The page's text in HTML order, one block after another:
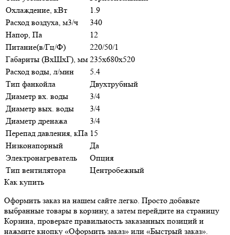
Охлаждение, кВт
1.9
Расход воздуха, м3/ч
340
Напор, Па
12
Питание(в/Гц/Ф)
220/50/1
Габариты (ВxШxГ), мм 235x680x520
Расход воды, л/мин
5.4
Тип фанкойла
Двухтрубный
Диаметр вх. воды
3/4
Диаметр вых. воды
3/4
Диаметр дренажа
3/4
Перепад давления, кПа 15
Низконапорный
Да
Электронагреватель
Опция
Тип вентилятора
Центробежный
Как купить
Оформить заказ на нашем сайте легко. Просто добавьте
выбранные товары в корзину, а затем перейдите на страницу
Корзина, проверьте правильность заказанных позиций и
нажмите кнопку «Оформить заказ» или «Быстрый заказ».